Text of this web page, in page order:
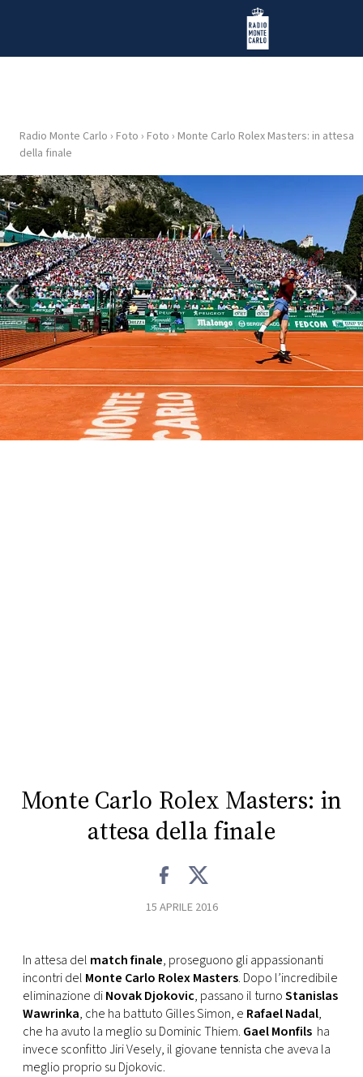
Radio Monte Carlo
HOME
RADIO
WEB
RADIO
PLAYLIST
NEWS
FOTO
CONCORSI
Radio Monte Carlo › Foto › Foto › Monte Carlo Rolex Masters: in attesa
della finale
Monte Carlo Rolex Masters: in
attesa della finale
15 APRILE 2016
In attesa del match finale, proseguono gli appassionanti
incontri del Monte Carlo Rolex Masters. Dopo l’incredibile
eliminazione diNovak Djokovic, passano il turnoStanislas
Wawrinka, che ha battuto Gilles Simon, e Rafael Nadal,
che ha avuto la meglio su Dominic Thiem. Gael Monfils ha
invece sconfitto Jiri Vesely, il giovane tennista che aveva la
meglio proprio su Djokovic.